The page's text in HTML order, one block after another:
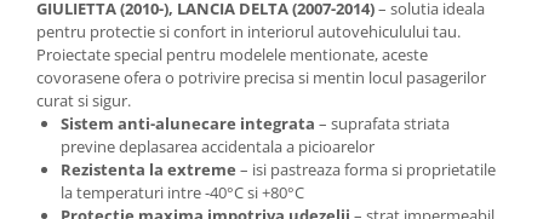
GIULIETTA (2010-), LANCIA DELTA (2007-2014)– solutia ideala
pentru protectie si confort in interiorul autovehiculului tau.
Proiectate special pentru modelele mentionate, aceste
covorasene ofera o potrivire precisa si mentin locul pasagerilor
curat si sigur.
Sistem anti-alunecare integrata – suprafata striata
previne deplasarea accidentala a picioarelor
Rezistenta la extreme – isi pastreaza forma si proprietatile
la temperaturi intre -40°C si +80°C